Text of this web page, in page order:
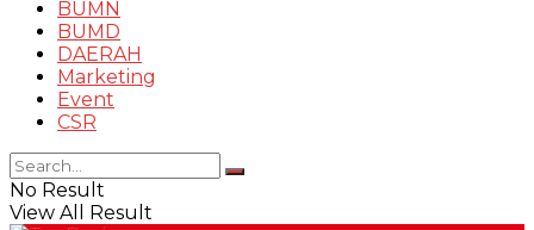
BUMN
BUMD
DAERAH
Marketing
Event
CSR
No Result
View All Result